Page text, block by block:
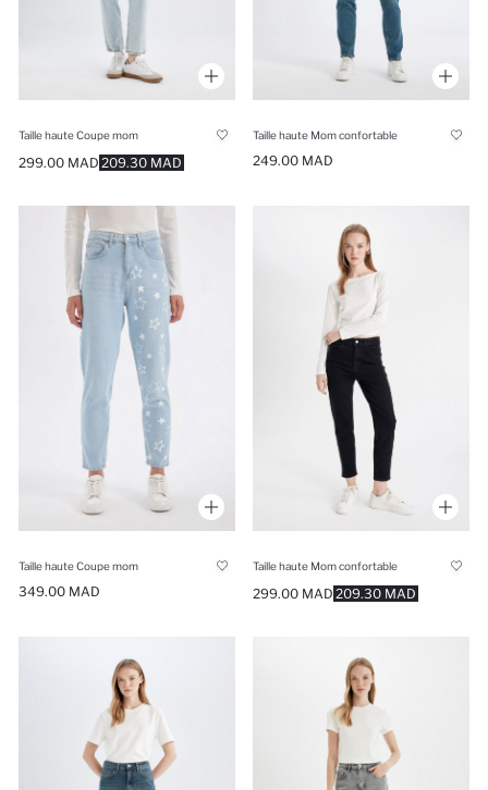
Taille haute Coupe mom
209.30 MAD
299.00 MAD
Taille haute Mom confortable
249.00 MAD
Taille haute Coupe mom
349.00 MAD
Taille haute Mom confortable
209.30 MAD
299.00 MAD